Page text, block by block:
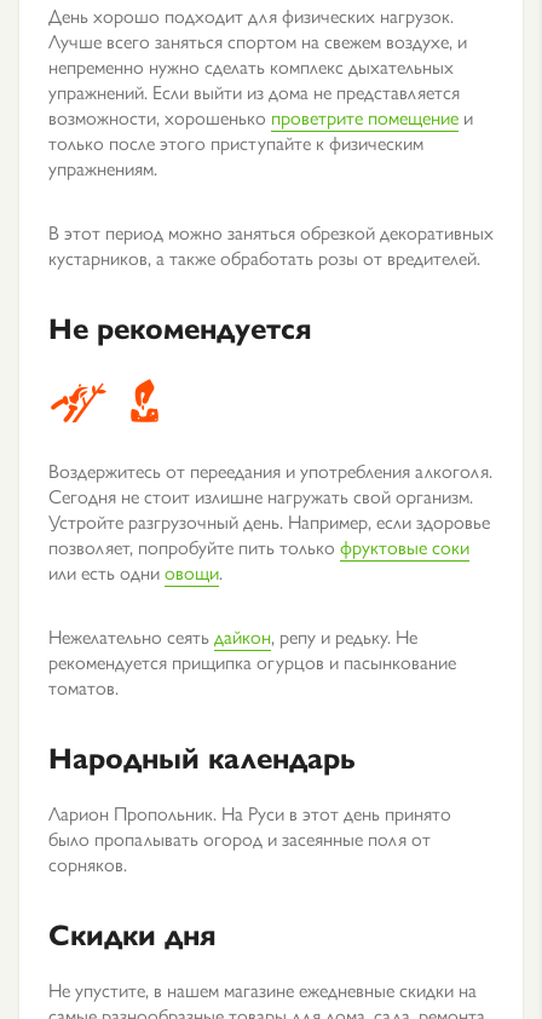
День хорошо подходит для физических нагрузок.
Лучше всего заняться спортом на свежем воздухе, и
непременно нужно сделать комплекс дыхательных
упражнений. Если выйти из дома не представляется
возможности, хорошенько проветрите помещение и
только после этого приступайте к физическим
упражнениям.
В этот период можно заняться обрезкой декоративных
кустарников, а также обработать розы от вредителей.
Не рекомендуется
Воздержитесь от переедания и употребления алкоголя.
Сегодня не стоит излишне нагружать свой организм.
Устройте разгрузочный день. Например, если здоровье
позволяет, попробуйте пить только фруктовые соки
или есть одниовощи.
Нежелательно сеятьдайкон, репу и редьку. Не
рекомендуется прищипка огурцов и пасынкование
томатов.
Народный календарь
Ларион Пропольник. На Руси в этот день принято
было пропалывать огород и засеянные поля от
сорняков.
Скидки дня
Не упустите, в нашем магазине ежедневные скидки на